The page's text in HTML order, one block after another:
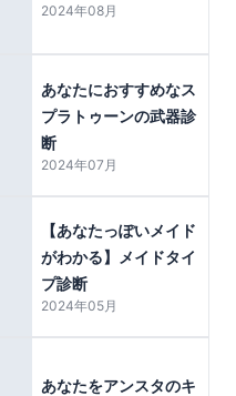
2024年08月
あなたにおすすめなス
プラトゥーンの武器診
断
2024年07月
【あなたっぽいメイド
がわかる】メイドタイ
プ診断
2024年05月
あなたをアンスタのキ